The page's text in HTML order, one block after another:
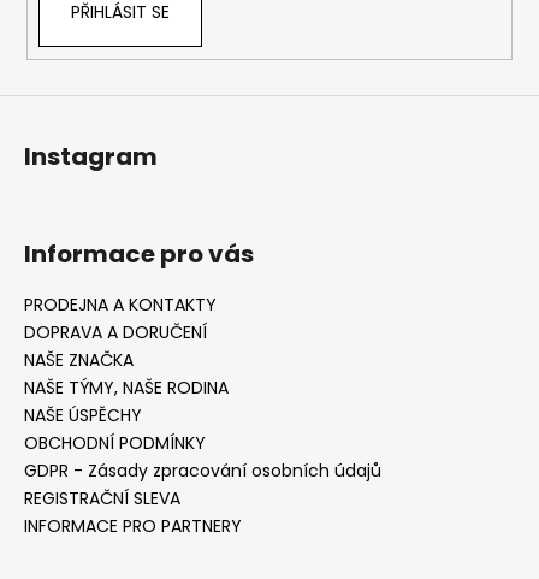
PŘIHLÁSIT SE
Instagram
Informace pro vás
PRODEJNA A KONTAKTY
DOPRAVA A DORUČENÍ
NAŠE ZNAČKA
NAŠE TÝMY, NAŠE RODINA
NAŠE ÚSPĚCHY
OBCHODNÍ PODMÍNKY
GDPR - Zásady zpracování osobních údajů
REGISTRAČNÍ SLEVA
INFORMACE PRO PARTNERY